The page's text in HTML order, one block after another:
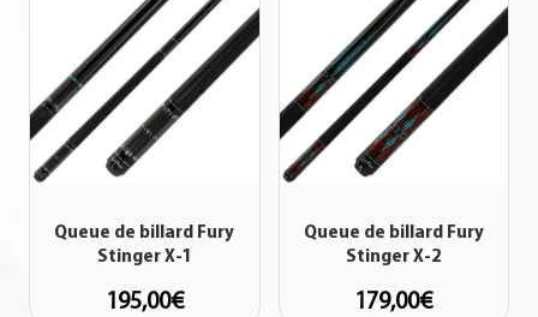
Queue de billard Fury
Stinger X-1
195,00€
Queue de billard Fury
Stinger X-2
179,00€